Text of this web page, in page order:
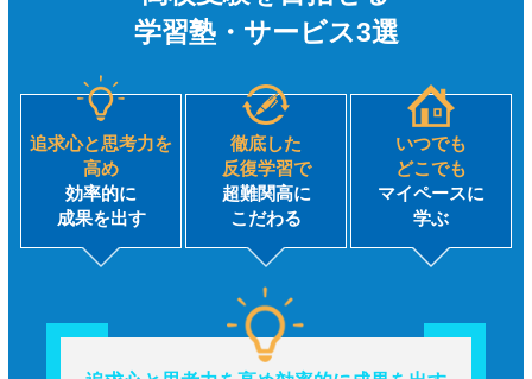
学習塾・サービス3選
追求心と思考力を
高め
効率的に
成果を出す
徹底した
反復学習で
超難関高に
こだわる
いつでも
どこでも
マイペースに
学ぶ